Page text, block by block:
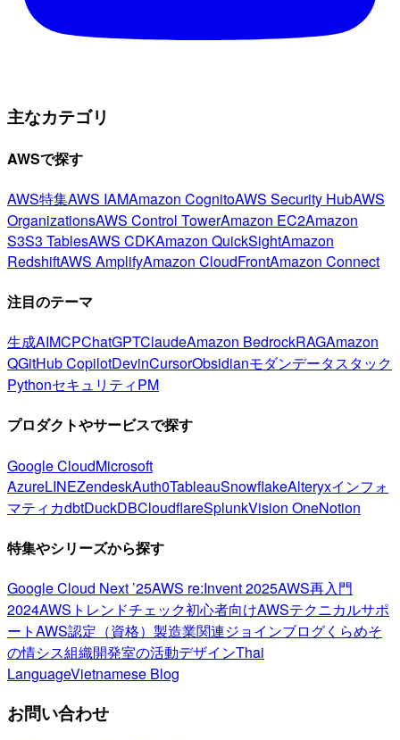
主なカテゴリ
AWSで探す
AWS特集AWS IAMAmazon CognitoAWS Security HubAWS
OrganizationsAWS Control TowerAmazon EC2Amazon
S3S3 TablesAWS CDKAmazon QuickSightAmazon
RedshiftAWS AmplifyAmazon CloudFrontAmazon Connect
注目のテーマ
生成AIMCPChatGPTClaudeAmazon BedrockRAGAmazon
QGitHub CopilotDevinCursorObsidianモダンデータスタック
PythonセキュリティPM
プロダクトやサービスで探す
Google CloudMicrosoft
AzureLINEZendeskAuth0TableauSnowflakeAlteryxインフォ
マティカdbtDuckDBCloudflareSplunkVision OneNotion
特集やシリーズから探す
Google Cloud Next ’25AWS re:Invent 2025AWS再入門
2024AWSトレンドチェック初心者向けAWSテクニカルサポ
ートAWS認定（資格） 製造業関連ジョインブログくらめそ
の情シス組織開発室の活動デザインThai
LanguageVietnamese Blog
お問い合わせ